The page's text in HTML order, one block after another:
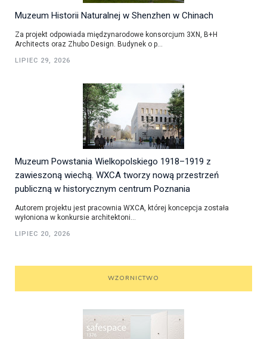
Muzeum Historii Naturalnej w Shenzhen w Chinach
Za projekt odpowiada międzynarodowe konsorcjum 3XN, B+H
Architects oraz Zhubo Design. Budynek o p...
LIPIEC 29, 2026
Muzeum Powstania Wielkopolskiego 1918–1919 z
zawieszoną wiechą. WXCA tworzy nową przestrzeń
publiczną w historycznym centrum Poznania
Autorem projektu jest pracownia WXCA, której koncepcja została
wyłoniona w konkursie architektoni...
LIPIEC 20, 2026
WZORNICTWO